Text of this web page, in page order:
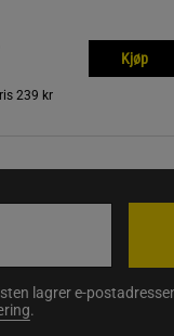
Kjøp
239 kr
lagrer e-
.